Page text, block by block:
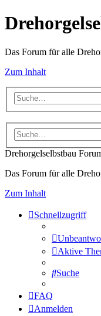
Das Forum für alle
Zum Inhalt
Drehorgelselbstbau
Das Forum für alle
Zum Inhalt
Schnellzugriff
Aktive
Suche
FAQ
Anmelden